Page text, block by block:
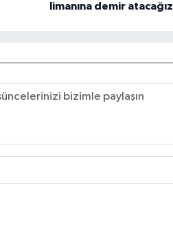
limanına demir atacağız